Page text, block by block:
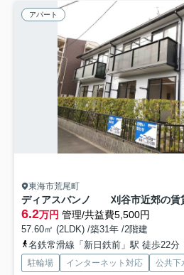
アパート
東海市荒尾町
6.2万円 管理/共益費5,500円
57.60㎡ (2LDK) /築31年 /2階建
名鉄常滑線「新日鉄前」駅 徒歩22分
駐輪場 インターネット対応 公共下